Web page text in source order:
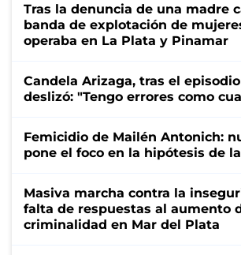
Tras la denuncia de una madre
banda de explotación de
operaba en La Plata y Pinamar
Candela Arizaga, tras el
deslizó: "Tengo errores como
Femicidio de Mailén Antonich:
pone el foco en la hipótesis de
Masiva marcha contra la
falta de respuestas al aumento
criminalidad en Mar del Plata